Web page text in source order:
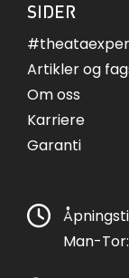
SIDER
Artikler og
Om oss
Karriere
Garanti
Man-